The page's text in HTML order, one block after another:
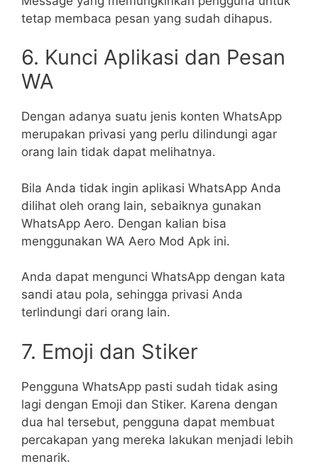
tetap membaca pesan yang sudah dihapus.
6. Kunci Aplikasi dan Pesan
WA
Dengan adanya suatu jenis konten WhatsApp
merupakan privasi yang perlu dilindungi agar
orang lain tidak dapat melihatnya.
Bila Anda tidak ingin aplikasi WhatsApp Anda
dilihat oleh orang lain, sebaiknya gunakan
WhatsApp Aero. Dengan kalian bisa
menggunakan WA Aero Mod Apk ini.
Anda dapat mengunci WhatsApp dengan kata
sandi atau pola, sehingga privasi Anda
terlindungi dari orang lain.
7. Emoji dan Stiker
Pengguna WhatsApp pasti sudah tidak asing
lagi dengan Emoji dan Stiker. Karena dengan
dua hal tersebut, pengguna dapat membuat
percakapan yang mereka lakukan menjadi lebih
menarik.